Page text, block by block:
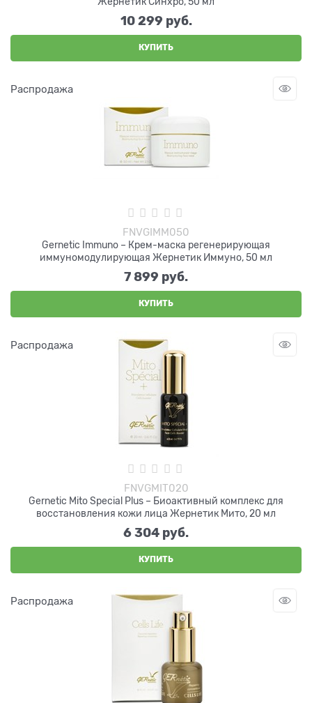
10 299 руб.
КУПИТЬ
Распродажа
FNVGIMM050
Gernetic Immuno – Крем-маска регенерирующая
иммуномодулирующая Жернетик Иммуно, 50 мл
7 899 руб.
КУПИТЬ
Распродажа
FNVGMIT020
Gernetic Mito Special Plus – Биоактивный комплекс для
восстановления кожи лица Жернетик Мито, 20 мл
6 304 руб.
КУПИТЬ
Распродажа